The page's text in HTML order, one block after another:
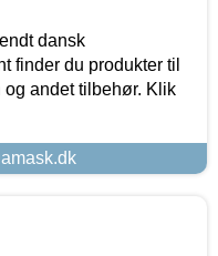
dansk
finder du produkter til
og andet tilbehør. Klik